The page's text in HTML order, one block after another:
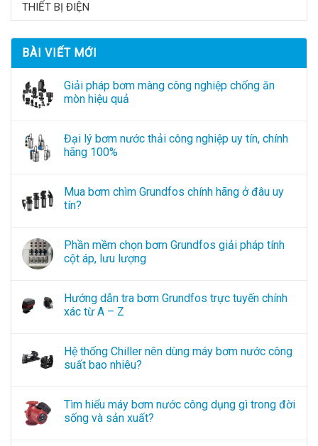
THIẾT BỊ ĐIỆN
BÀI VIẾT MỚI
Giải pháp bơm màng công nghiệp chống ăn
mòn hiệu quả
Đại lý bơm nước thải công nghiệp uy tín, chính
hãng 100%
Mua bơm chìm Grundfos chính hãng ở đâu uy
tín?
Phần mềm chọn bơm Grundfos giải pháp tính
cột áp, lưu lượng
Hướng dẫn tra bơm Grundfos trực tuyến chính
xác từ A – Z
Hệ thống Chiller nên dùng máy bơm nước công
suất bao nhiêu?
Tìm hiểu máy bơm nước công dụng gì trong đời
sống và sản xuất?